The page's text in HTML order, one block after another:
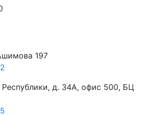
197
Республики, д. 34А​, офис 500, БЦ